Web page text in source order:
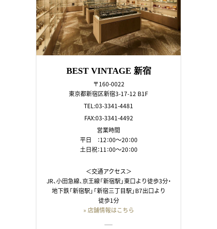
BEST VINTAGE 新宿
〒160-0022
東京都新宿区新宿3-17-12 B1F
TEL:03-3341-4481
FAX:03-3341-4492
営業時間
平日 ：12：00～20：00
土日祝：11：00～20：00
＜交通アクセス＞
JR、小田急線、京王線「新宿駅」東口より徒歩3分・
地下鉄「新宿駅」「新宿三丁目駅」B7出口より
徒歩1分
» 店舗情報はこちら
――